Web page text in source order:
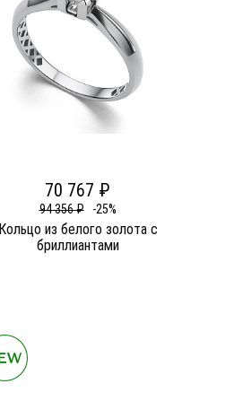
70 767 ₽
94 356 ₽ -25%
Кольцо из белого золота c
бриллиантами